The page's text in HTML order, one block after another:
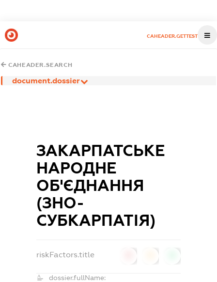
CAHEADER.GETTEST
CAHEADER.SEARCH
document.dossier
ЗАКАРПАТСЬКЕ
НАРОДНЕ
ОБ'ЄДНАННЯ
(ЗНО-
СУБКАРПАТІЯ)
riskFactors.title
dossier.fullName: